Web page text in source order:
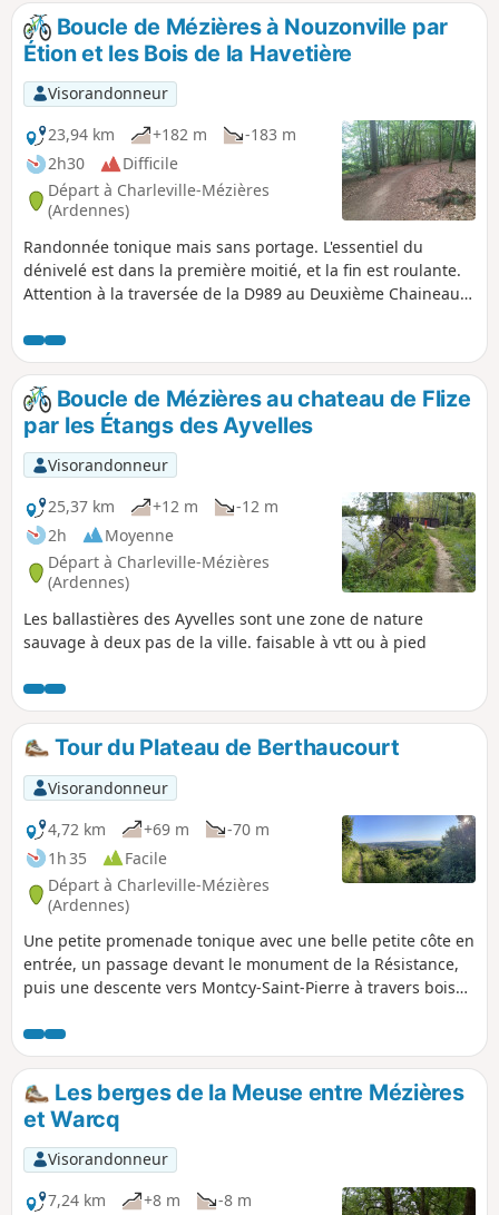
Boucle de Mézières à Nouzonville par
Étion et les Bois de la Havetière
Visorandonneur
23,94 km
+182 m
-183 m
2h30
Difficile
Départ à Charleville-Mézières
(Ardennes)
Randonnée tonique mais sans portage. L'essentiel du
dénivelé est dans la première moitié, et la fin est roulante.
Attention à la traversée de la D989 au Deuxième Chaineau,
Boucle de Mézières au chateau de Flize
par les Étangs des Ayvelles
Visorandonneur
25,37 km
+12 m
-12 m
2h
Moyenne
Départ à Charleville-Mézières
(Ardennes)
Les ballastières des Ayvelles sont une zone de nature
sauvage à deux pas de la ville. faisable à vtt ou à pied
Tour du Plateau de Berthaucourt
Visorandonneur
4,72 km
+69 m
-70 m
1h 35
Facile
Départ à Charleville-Mézières
(Ardennes)
Une petite promenade tonique avec une belle petite côte en
entrée, un passage devant le monument de la Résistance,
puis une descente vers Montcy-Saint-Pierre à travers bois
l'arrivée par la Voie Verte.
Les berges de la Meuse entre Mézières
et Warcq
Visorandonneur
7,24 km
+8 m -8 m